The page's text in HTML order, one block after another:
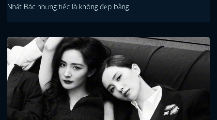
Nhất Bác nhưng tiếc là không đẹp bằng.